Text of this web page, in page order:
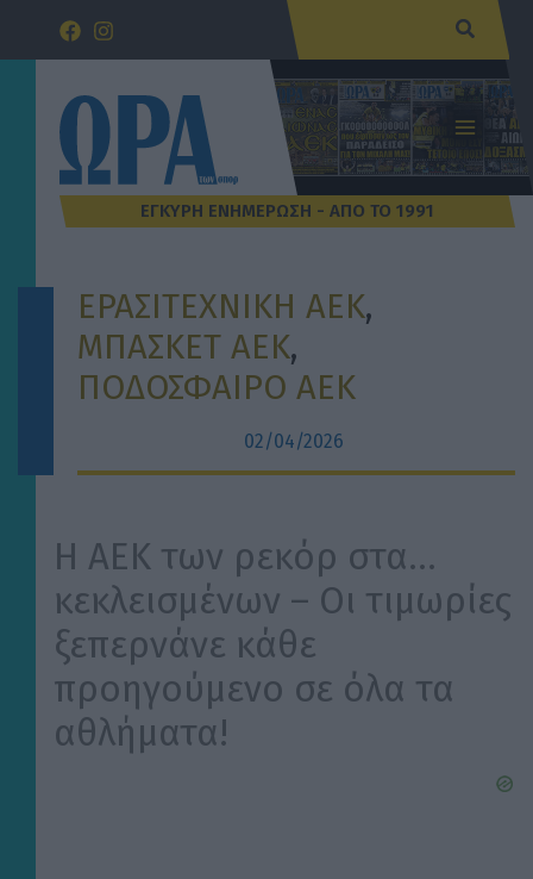
Μετάβαση
ΕΡΑΣΙΤΕΧΝΙΚΗ AEK
ΜΠΑΣΚΕΤ ΑΕΚ
ΠΟΔΟΣΦΑΙΡΟ ΑΕΚ
02/04/2026
Η ΑΕΚ των ρεκόρ στα…
κεκλεισμένων – Οι τιμωρίες
ξεπερνάνε κάθε
προηγούμενο σε όλα τα
αθλήματα!